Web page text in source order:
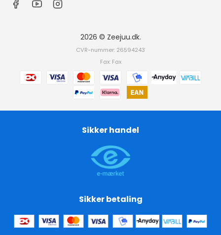
2026 © Zeejuu.dk.
CVR-nummer: 26594243
Fax: Fax
Sikker handel
Sikker betaling